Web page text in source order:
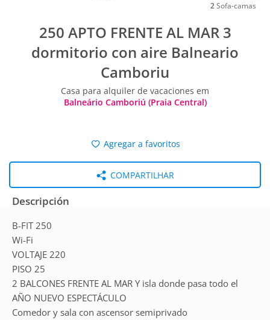
2 Sofa-camas
250 APTO FRENTE AL MAR 3
dormitorio con aire Balneario
Camboriu
Casa para alquiler de vacaciones em
Balneário Camboriú (Praia Central)
Agregar a favoritos
COMPARTILHAR
Descripción
B-FIT 250
Wi-Fi
VOLTAJE 220
PISO 25
2 BALCONES FRENTE AL MAR Y isla donde pasa todo el
AÑO NUEVO ESPECTÁCULO
Comedor y sala con ascensor semiprivado